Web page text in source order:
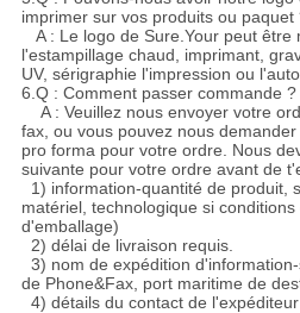
imprimer sur vos produits ou paquet
A : Le logo de Sure.Your peut être
l'estampillage chaud, imprimant,
UV, sérigraphie l'impression ou
6.Q : Comment passer commande ?
A : Veuillez nous envoyer votre
fax, ou vous pouvez nous
pro forma pour votre ordre. Nous
suivante pour votre ordre avant de
1) information-quantité de produit,
matériel, technologique si
d'emballage)
2) délai de livraison requis.
3) nom de expédition
de Phone&Fax, port maritime de
4) détails du contact de